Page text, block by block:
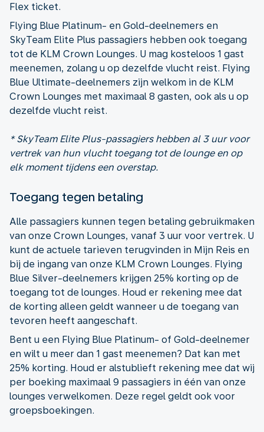
Flex ticket.
Flying Blue Platinum- en Gold-deelnemers en
SkyTeam Elite Plus passagiers hebben ook toegang
tot de KLM Crown Lounges. U mag kosteloos 1 gast
meenemen, zolang u op dezelfde vlucht reist. Flying
Blue Ultimate-deelnemers zijn welkom in de KLM
Crown Lounges met maximaal 8 gasten, ook als u op
dezelfde vlucht reist.
* SkyTeam Elite Plus-passagiers hebben al 3 uur voor
vertrek van hun vlucht toegang tot de lounge en op
elk moment tijdens een overstap.
Toegang tegen betaling
Alle passagiers kunnen tegen betaling gebruikmaken
van onze Crown Lounges, vanaf 3 uur voor vertrek. U
kunt de actuele tarieven terugvinden in Mijn Reis en
bij de ingang van onze KLM Crown Lounges. Flying
Blue Silver-deelnemers krijgen 25% korting op de
toegang tot de lounges. Houd er rekening mee dat
de korting alleen geldt wanneer u de toegang van
tevoren heeft aangeschaft.
Bent u een Flying Blue Platinum- of Gold-deelnemer
en wilt u meer dan 1 gast meenemen? Dat kan met
25% korting. Houd er alstublieft rekening mee dat wij
per boeking maximaal 9 passagiers in één van onze
lounges verwelkomen. Deze regel geldt ook voor
groepsboekingen.